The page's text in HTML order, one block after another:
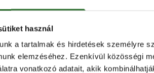
használ
a tartalmak és hirdetések személyre
elemzéséhez. Ezenkívül közösségi
vonatkozó adatait, akik